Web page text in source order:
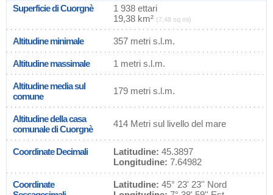
Superficie di Cuorgnè
1 938 ettari
19,38 km² (7,48 sq mi)
Altitudine minimale 357 metri s.l.m.
Altitudine massimale 1 metri s.l.m.
Altitudine media sul
comune
179 metri s.l.m.
Altitudine della casa
comunale di Cuorgnè
414 Metri sul livello del mare
Coordinate Decimali Latitudine: 45.3897
Longitudine: 7.64982
Coordinate
Latitudine: 45° 23' 23'' Nord